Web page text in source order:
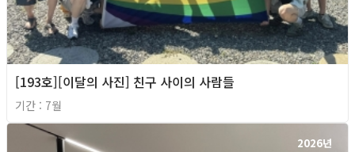
[193호][이달의 사진] 친구 사이의 사람들
기간 : 7월
2026년